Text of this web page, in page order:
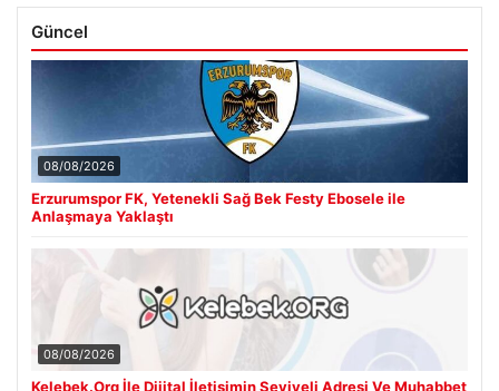
Güncel
08/08/2026
Erzurumspor FK, Yetenekli Sağ Bek Festy Ebosele ile
Anlaşmaya Yaklaştı
08/08/2026
Kelebek.Org İle Dijital İletişimin Seviyeli Adresi Ve Muhabbet